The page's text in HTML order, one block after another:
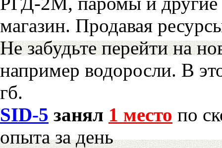
магазин. Продавая
Не забудьте перейти на
например водоросли. В
гб.
SID-5 занял 1 место по
опыта за день